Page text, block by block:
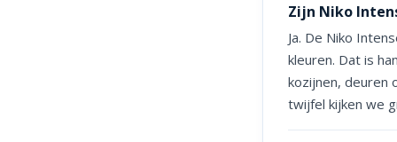
Zijn Niko
Ja. De Niko
kleuren. Dat is
kozijnen, deuren
twijfel kijken we